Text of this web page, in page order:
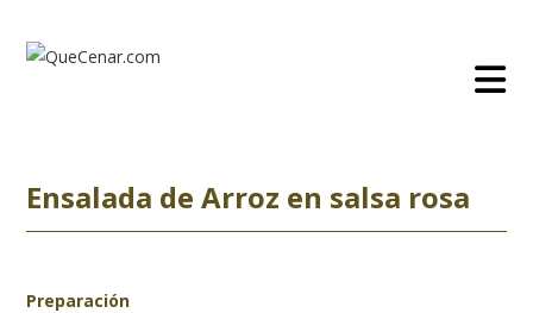
contenido
Ensalada de Arroz en salsa rosa
Preparación